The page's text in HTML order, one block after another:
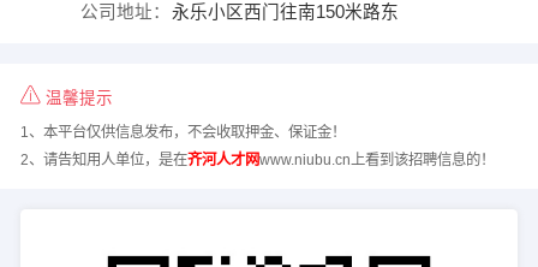
公司地址： 永乐小区西门往南150米路东
温馨提示
1、本平台仅供信息发布，不会收取押金、保证金！
2、请告知用人单位，是在齐河人才网www.niubu.cn上看到该招聘信息的！